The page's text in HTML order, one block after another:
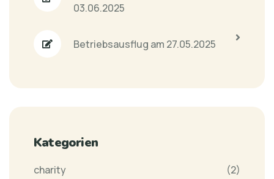
03.06.2025
Betriebsausflug am 27.05.2025
Kategorien
charity (2)